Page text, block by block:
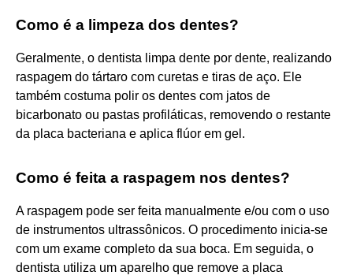
Como é a limpeza dos dentes?
Geralmente, o dentista limpa dente por dente, realizando
raspagem do tártaro com curetas e tiras de aço. Ele
também costuma polir os dentes com jatos de
bicarbonato ou pastas profiláticas, removendo o restante
da placa bacteriana e aplica flúor em gel.
Como é feita a raspagem nos dentes?
A raspagem pode ser feita manualmente e/ou com o uso
de instrumentos ultrassônicos. O procedimento inicia-se
com um exame completo da sua boca. Em seguida, o
dentista utiliza um aparelho que remove a placa